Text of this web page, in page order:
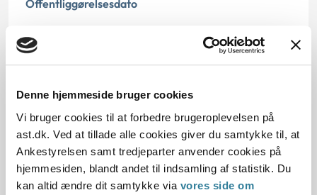
Denne hjemmeside bruger cookies
Vi bruger cookies til at forbedre brugeroplevelsen på
ast.dk. Ved at tillade alle cookies giver du samtykke til, at
Ankestyrelsen samt tredjeparter anvender cookies på
hjemmesiden, blandt andet til indsamling af statistik. Du
kan altid ændre dit samtykke via vores side om
Offentliggørelsesdato
10.07.2013
Paragraf
§ 40 § 31 § 42
Journalnummer
8500059-08